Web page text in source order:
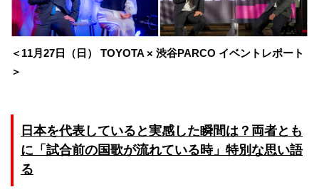
＜11月27日（日） TOYOTA × 渋谷PARCO イベントレポート
＞
日本を代表していると実感した瞬間は？両者とも
に「試合前の国歌が流れている時」特別な思い語
る